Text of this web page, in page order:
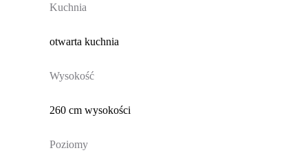
Kuchnia
otwarta kuchnia
Wysokość
260 cm wysokości
Poziomy